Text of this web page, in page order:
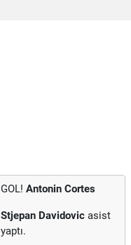
GOL! Antonin Cortes
Stjepan Davidovic asist
yaptı.